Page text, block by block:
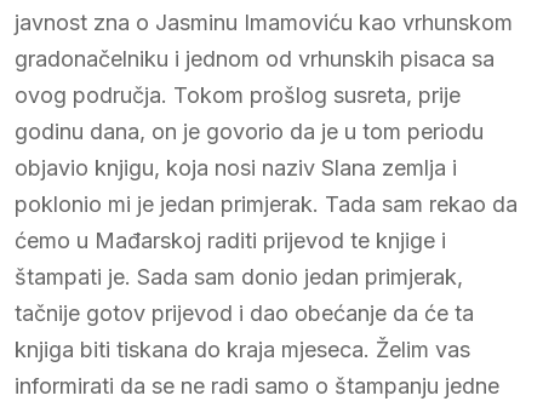
javnost zna o Jasminu Imamoviću kao vrhunskom
gradonačelniku i jednom od vrhunskih pisaca sa
ovog područja. Tokom prošlog susreta, prije
godinu dana, on je govorio da je u tom periodu
objavio knjigu, koja nosi naziv Slana zemlja i
poklonio mi je jedan primjerak. Tada sam rekao da
ćemo u Mađarskoj raditi prijevod te knjige i
štampati je. Sada sam donio jedan primjerak,
tačnije gotov prijevod i dao obećanje da će ta
knjiga biti tiskana do kraja mjeseca. Želim vas
informirati da se ne radi samo o štampanju jedne